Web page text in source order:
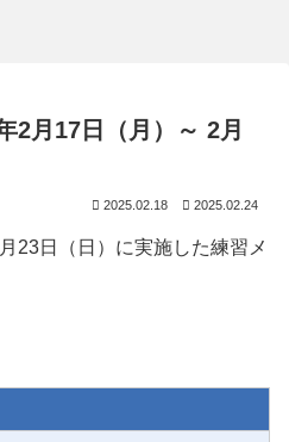
2月17日（月）～ 2月
2025.02.18 2025.02.24
23日（日）に実施した練習メ